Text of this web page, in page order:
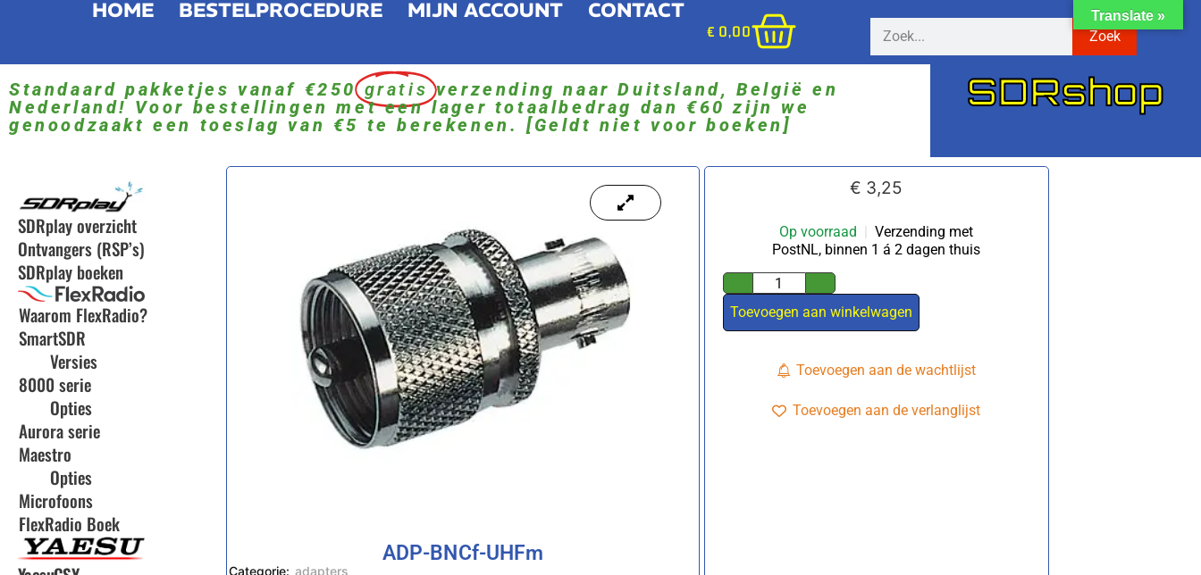
HOME BESTELPROCEDURE MIJN ACCOUNT CONTACT
€ 0,00 Zoek
Standaard pakketjes vanaf €250 gratis verzending naar Duitsland, België en
Nederland! Voor bestellingen met een lager totaalbedrag dan €60 zijn we
genoodzaakt een toeslag van €5 te berekenen. [Geldt niet voor boeken]
SDRshop
SDRplay overzicht
Ontvangers (RSP’s)
SDRplay boeken
Waarom FlexRadio?
SmartSDR
Versies
8000 serie
Opties
Aurora serie
Maestro
Opties
Microfoons
FlexRadio Boek
ADP-BNCf-UHFm
Categorie: adapters
€ 3,25
Op voorraad
Verzending met
PostNL, binnen 1 á 2 dagen thuis
Toevoegen aan winkelwagen
Toevoegen aan de wachtlijst
Toevoegen aan de verlanglijst
Translate »